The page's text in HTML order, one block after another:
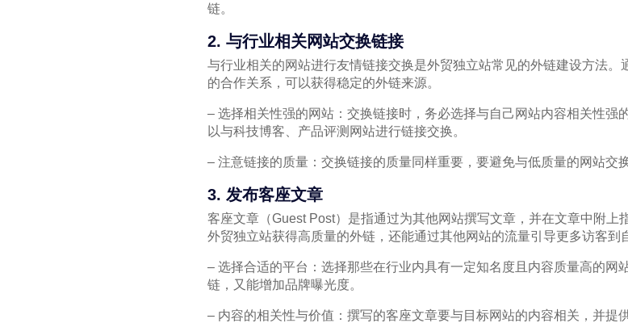
链。
2. 与行业相关网站交换链接
与行业相关的网站进行友情链接交换是外贸独立站常见的外链建设方法。
的合作关系，可以获得稳定的外链来源。
– 选择相关性强的网站：交换链接时，务必选择与自己网站内容相关性强
以与科技博客、产品评测网站进行链接交换。
– 注意链接的质量：交换链接的质量同样重要，要避免与低质量的网站交
3. 发布客座文章
客座文章（Guest Post）是指通过为其他网站撰写文章，并在文章中附上
外贸独立站获得高质量的外链，还能通过其他网站的流量引导更多访客到
– 选择合适的平台：选择那些在行业内具有一定知名度且内容质量高的网
链，又能增加品牌曝光度。
– 内容的相关性与价值：撰写的客座文章要与目标网站的内容相关，并提